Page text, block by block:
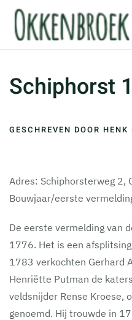
Terug naar hoofdinhoud
Schiphorst
GESCHREVEN DOOR HENK
Adres: Schiphorsterweg 2,
Bouwjaar/eerste
De eerste vermelding van
1776. Het is een
1783 verkochten Gerhard
Henriëtte Putman de
veldsnijder Rense Kroese,
genoemd. Hij trouwde in